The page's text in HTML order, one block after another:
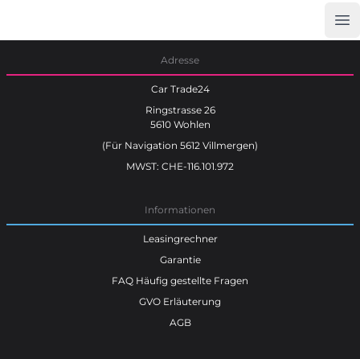
Adresse
Car Trade24
Ringstrasse 26
5610 Wohlen
(Für Navigation 5612 Villmergen)
MWST: CHE-116.101.972
Informationen
Leasingrechner
Garantie
FAQ Häufig gestellte Fragen
GVO Erläuterung
AGB